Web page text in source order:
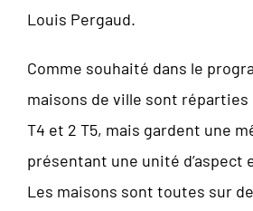
Louis Pergaud.
Comme souhaité dans le
maisons de ville sont réparties
T4 et 2 T5, mais gardent une
présentant une unité d’aspect
Les maisons sont toutes sur